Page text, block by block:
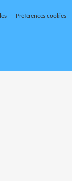
Préférences cookies